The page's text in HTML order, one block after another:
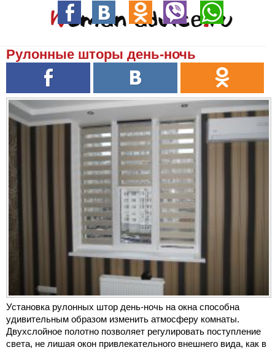
Рулонные шторы день-ночь
Установка рулонных штор день-ночь на окна способна
удивительным образом изменить атмосферу комнаты.
Двухслойное полотно позволяет регулировать поступление
света, не лишая окон привлекательного внешнего вида, как в